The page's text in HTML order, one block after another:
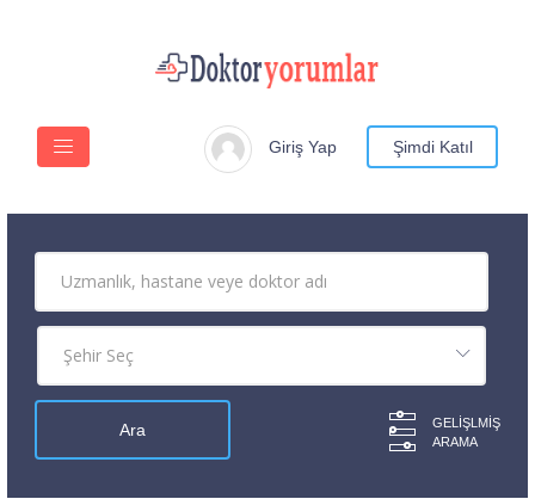
Giriş Yap Şimdi Katıl
GELIŞLMIŞ
ARAMA